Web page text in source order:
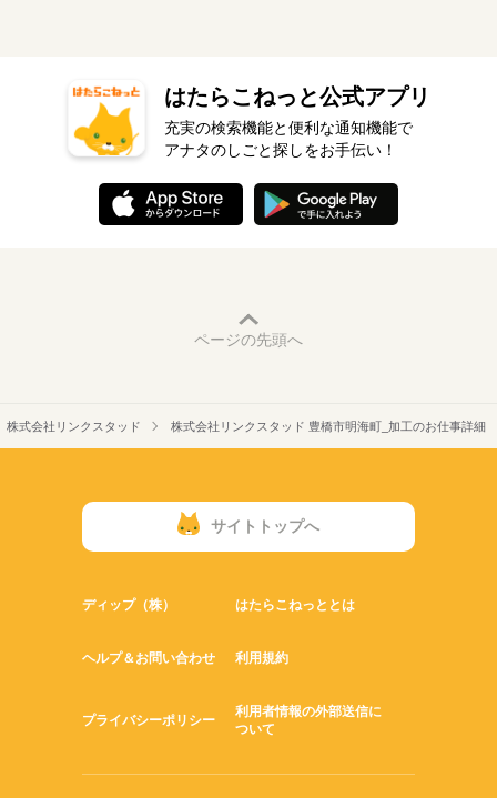
はたらこねっと公式アプリ
充実の検索機能と便利な通知機能で
アナタのしごと探しをお手伝い！
ページの先頭へ
株式会社リンクスタッド 株式会社リンクスタッド 豊橋市明海町_加工のお仕事詳細
サイトトップへ
ディップ（株） はたらこねっととは
ヘルプ＆お問い合わせ 利用規約
プライバシーポリシー
利用者情報の外部送信に
ついて